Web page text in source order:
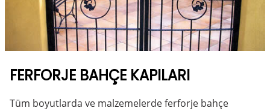
FERFORJE BAHÇE KAPILARI
Tüm boyutlarda ve malzemelerde ferforje bahçe